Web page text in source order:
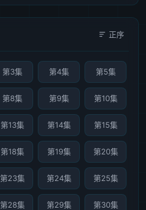
正序
第3集 第4集 第5集
第8集 第9集 第10集
第13集 第14集 第15集
第18集 第19集 第20集
第23集 第24集 第25集
第28集 第29集 第30集